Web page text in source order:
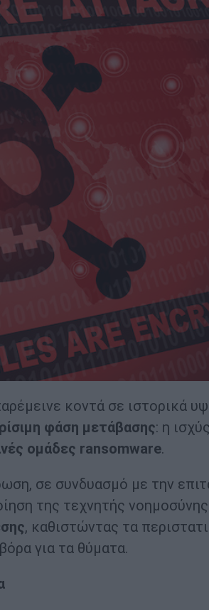
κοντά σε ιστορικά
φάση μετάβασης: η ισχύς
ομάδες ransomware.
σε συνδυασμό με την
της τεχνητής
, καθιστώντας τα
για τα θύματα.